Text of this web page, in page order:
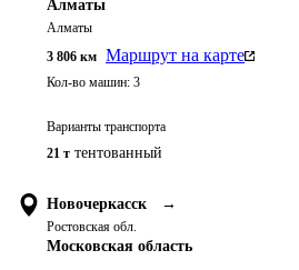
Алматы
Алматы
3 806 км Маршрут на карте
Кол-во машин: 3
Варианты транспорта
21 т тентованный
Новочеркасск →
Ростовская обл.
Московская область